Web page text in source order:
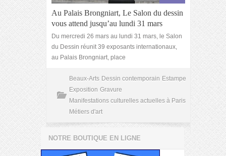
Au Palais Brongniart, Le Salon du dessin
vous attend jusqu’au lundi 31 mars
Du mercredi 26 mars au lundi 31 mars, le Salon
du Dessin réunit 39 exposants internationaux,
au Palais Brongniart, place
Beaux-Arts Dessin contemporain Estampe
Exposition Gravure
Manifestations culturelles actuelles à Paris
Métiers d'art
NOTRE BOUTIQUE EN LIGNE